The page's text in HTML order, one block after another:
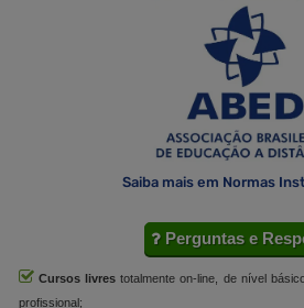
Saiba mais em Normas
Perguntas e
Cursos livres totalmente on-line, de nível
profissional;